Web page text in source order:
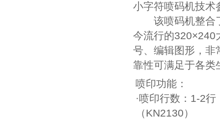
小字符喷码机技术
该喷码机整合了
今流行的320×240
号、编辑图形，非
靠性可满足于各类
喷印功能：
·喷印行数：1-2
（KN2130）